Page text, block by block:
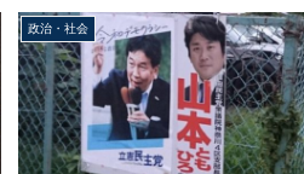
政治・社会